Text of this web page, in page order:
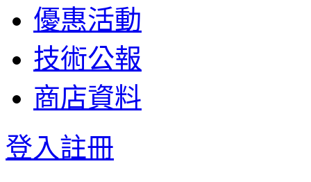
優惠活動
技術公報
商店資料
登入註冊